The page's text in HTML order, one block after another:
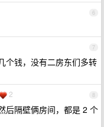
6
7
个钱，没有二房东们多转
8
2
后隔壁俩房间，都是 2 个